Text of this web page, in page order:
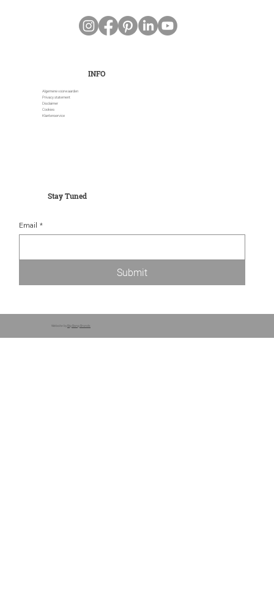
INFO
Algemene voorwaarden
Privacy statement
Disclaimer
Cookies
Klantenservice
Stay Tuned
Email *
Submit
Website byBig Bang Brands